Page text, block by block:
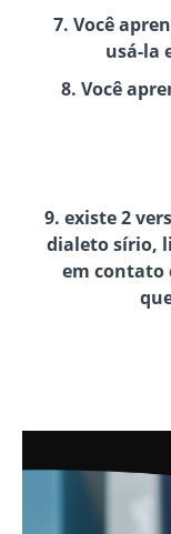
7. Você
usá-la
8. Você
9. existe 2
dialeto sírio,
em contato